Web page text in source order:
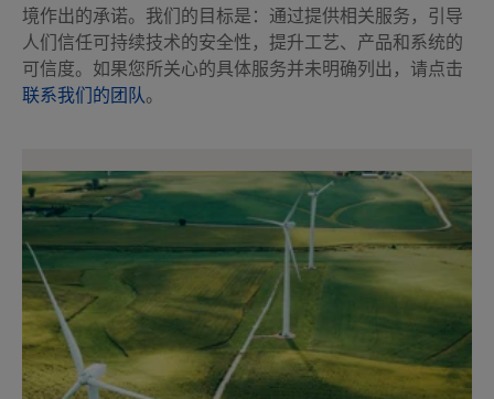
境作出的承诺。我们的目标是：通过提供相关服务，引导
人们信任可持续技术的安全性，提升工艺、产品和系统的
可信度。如果您所关心的具体服务并未明确列出，请点击
联系我们的团队。